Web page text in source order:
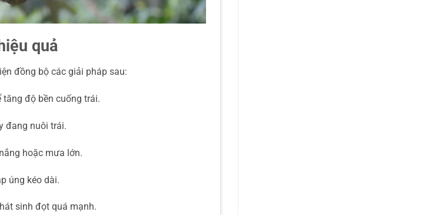
quả
đồng bộ các giải pháp sau:
độ bền cuống trái.
đang nuôi trái.
hoặc mưa lớn.
úng kéo dài.
sinh đọt quá mạnh.